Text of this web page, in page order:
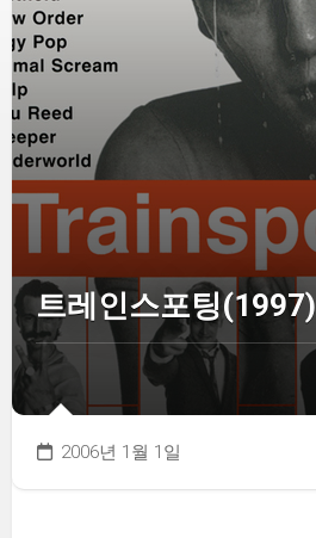
트레인스포팅(1997)
2006년 1월 1일